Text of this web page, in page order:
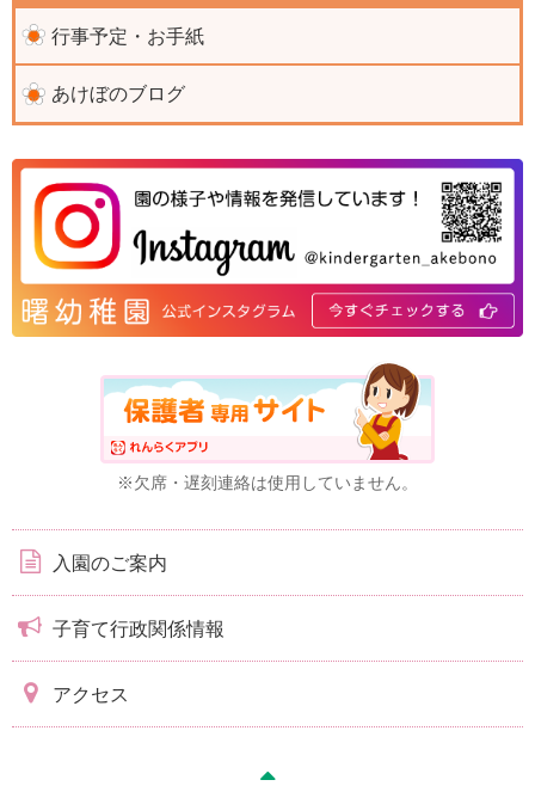
行事予定・お手紙
あけぼのブログ
※欠席・遅刻連絡は使用していません。
入園のご案内
子育て行政関係情報
アクセス